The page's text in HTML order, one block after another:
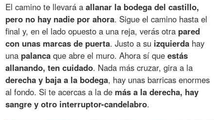
El camino te llevará aallanar la bodega del castillo,
pero no hay nadie por ahora. Sigue el camino hasta el
final y, en el lado opuesto a una reja, verás otra pared
con unas marcas de puerta. Justo a su izquierda hay
una palanca que abre el muro. Ahora sí queestás
allanando, ten cuidado. Nada más cruzar, gira a la
derecha y baja a la bodega, hay unas barricas enormes
al fondo. Si te acercas a la de más a la derecha, hay
sangre y otro interruptor-candelabro.